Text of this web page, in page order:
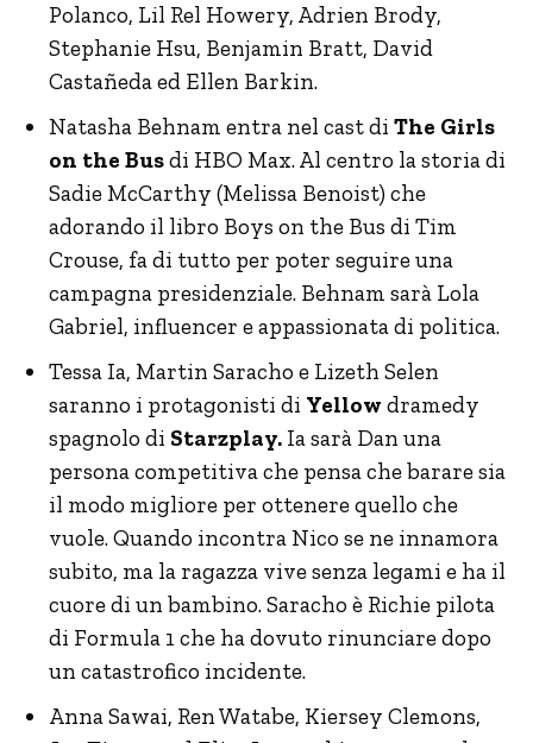
Polanco, Lil Rel Howery, Adrien Brody,
Stephanie Hsu, Benjamin Bratt, David
Castañeda ed Ellen Barkin.
Natasha Behnam entra nel cast di The Girls
on the Busdi HBO Max. Al centro la storia di
Sadie McCarthy (Melissa Benoist) che
adorando il libro Boys on the Bus di Tim
Crouse, fa di tutto per poter seguire una
campagna presidenziale. Behnam sarà Lola
Gabriel, influencer e appassionata di politica.
Tessa Ia, Martin Saracho e Lizeth Selen
saranno i protagonisti di Yellow dramedy
spagnolo di Starzplay. Ia sarà Dan una
persona competitiva che pensa che barare sia
il modo migliore per ottenere quello che
vuole. Quando incontra Nico se ne innamora
subito, ma la ragazza vive senza legami e ha il
cuore di un bambino. Saracho è Richie pilota
di Formula 1 che ha dovuto rinunciare dopo
un catastrofico incidente.
Anna Sawai, Ren Watabe, Kiersey Clemons,